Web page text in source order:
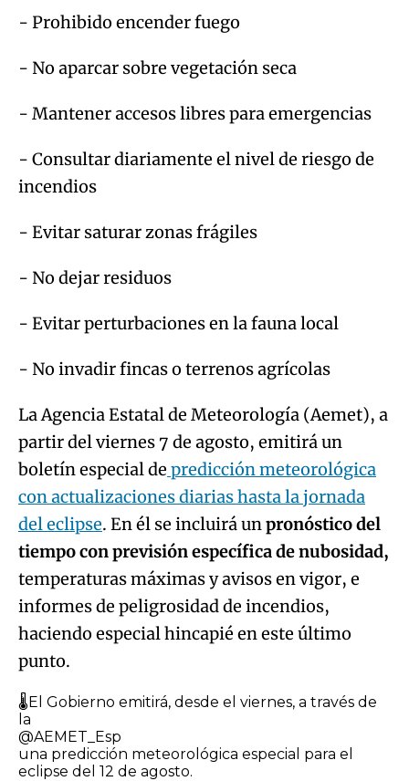
- Prohibido encender fuego
- No aparcar sobre vegetación seca
- Mantener accesos libres para emergencias
- Consultar diariamente el nivel de riesgo de
incendios
- Evitar saturar zonas frágiles
- No dejar residuos
- Evitar perturbaciones en la fauna local
- No invadir fincas o terrenos agrícolas
La Agencia Estatal de Meteorología (Aemet), a
partir del viernes 7 de agosto, emitirá un
boletín especial de predicción meteorológica
con actualizaciones diarias hasta la jornada
del eclipse. En él se incluirá unpronóstico del
tiempo con previsión específica de nubosidad,
temperaturas máximas y avisos en vigor, e
informes de peligrosidad de incendios,
haciendo especial hincapié en este último
punto.
🌡️El Gobierno emitirá, desde el viernes, a través de
la
@AEMET_Esp
una predicción meteorológica especial para el
eclipse del 12 de agosto.